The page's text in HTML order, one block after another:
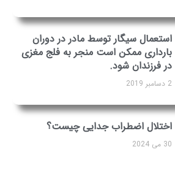
استعمال سیگار توسط مادر در دوران
بارداری ممکن است منجر به فلج مغزی
در فرزندان شود.
2 دسامبر 2019
اختلال اضطراب جدایی چیست؟
30 می 2024